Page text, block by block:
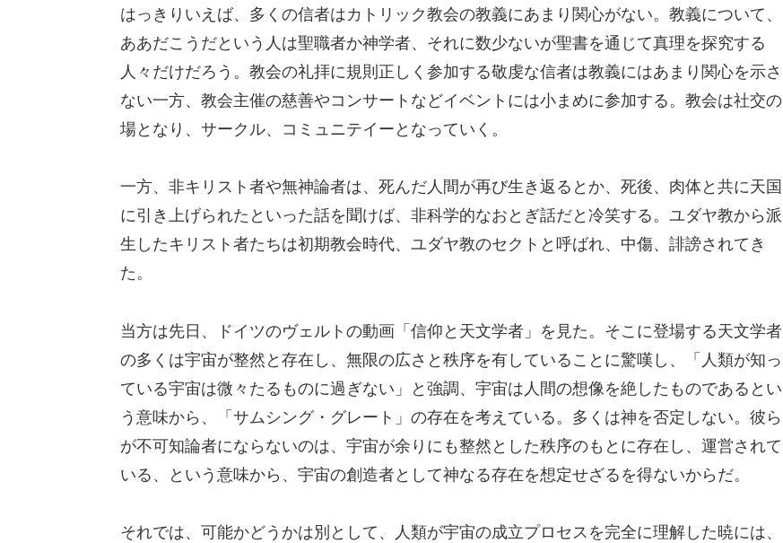
はっきりいえば、多くの信者はカトリック教会の教義にあまり関心がない。教義について、
ああだこうだという人は聖職者か神学者、それに数少ないが聖書を通じて真理を探究する
人々だけだろう。教会の礼拝に規則正しく参加する敬虔な信者は教義にはあまり関心を示さ
ない一方、教会主催の慈善やコンサートなどイベントには小まめに参加する。教会は社交の
場となり、サークル、コミュニテイーとなっていく。
一方、非キリスト者や無神論者は、死んだ人間が再び生き返るとか、死後、肉体と共に天国
に引き上げられたといった話を聞けば、非科学的なおとぎ話だと冷笑する。ユダヤ教から派
生したキリスト者たちは初期教会時代、ユダヤ教のセクトと呼ばれ、中傷、誹謗されてき
た。
当方は先日、ドイツのヴェルトの動画「信仰と天文学者」を見た。そこに登場する天文学者
の多くは宇宙が整然と存在し、無限の広さと秩序を有していることに驚嘆し、「人類が知っ
ている宇宙は微々たるものに過ぎない」と強調、宇宙は人間の想像を絶したものであるとい
う意味から、「サムシング・グレート」の存在を考えている。多くは神を否定しない。彼ら
が不可知論者にならないのは、宇宙が余りにも整然とした秩序のもとに存在し、運営されて
いる、という意味から、宇宙の創造者として神なる存在を想定せざるを得ないからだ。
それでは、可能かどうかは別として、人類が宇宙の成立プロセスを完全に理解した暁には、